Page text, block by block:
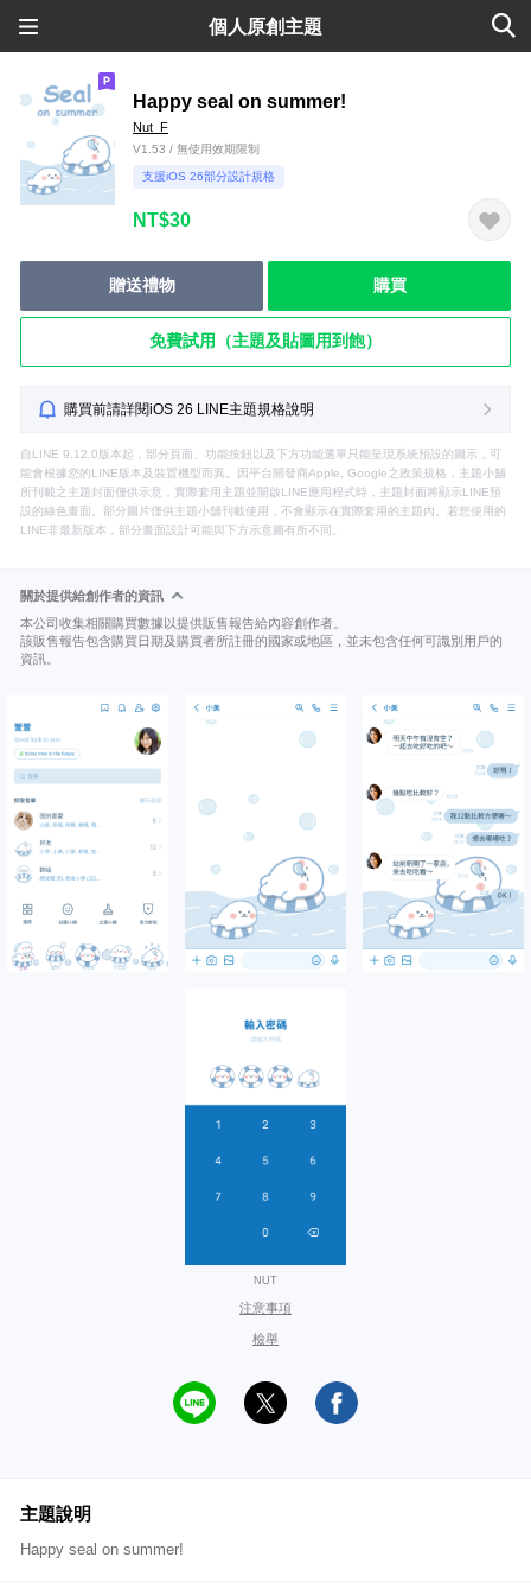
個人原創主題
Happy seal on summer!
Nut_F
V1.53 / 無使用效期限制
支援iOS 26部分設計規格
NT$30
贈送禮物 購買
免費試用（主題及貼圖用到飽）
購買前請詳閱iOS 26 LINE主題規格說明
自LINE 9.12.0版本起，部分頁面、功能按鈕以及下方功能選單只能呈現系統預設的圖示，可
能會根據您的LINE版本及裝置機型而異。因平台開發商Apple, Google之政策規格，主題小舖
所刊載之主題封面僅供示意，實際套用主題並開啟LINE應用程式時，主題封面將顯示LINE預
設的綠色畫面。部分圖片僅供主題小舖刊載使用，不會顯示在實際套用的主題內。若您使用的
LINE非最新版本，部分畫面設計可能與下方示意圖有所不同。
關於提供給創作者的資訊
本公司收集相關購買數據以提供販售報告給內容創作者。
該販售報告包含購買日期及購買者所註冊的國家或地區，並未包含任何可識別用戶的
資訊。
NUT
注意事項
檢舉
主題說明
Happy seal on summer!